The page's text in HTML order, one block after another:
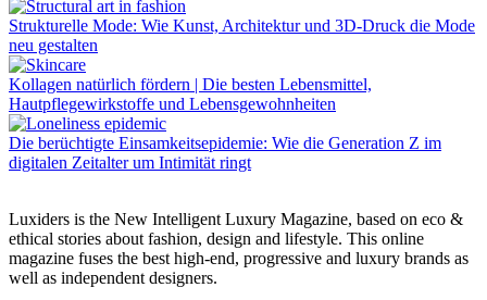
Strukturelle Mode: Wie Kunst, Architektur und 3D-Druck die Mode
neu gestalten
Kollagen natürlich fördern | Die besten Lebensmittel,
Hautpflegewirkstoffe und Lebensgewohnheiten
Die berüchtigte Einsamkeitsepidemie: Wie die Generation Z im
digitalen Zeitalter um Intimität ringt
Luxiders is the New Intelligent Luxury Magazine, based on eco &
ethical stories about fashion, design and lifestyle. This online
magazine fuses the best high-end, progressive and luxury brands as
well as independent designers.